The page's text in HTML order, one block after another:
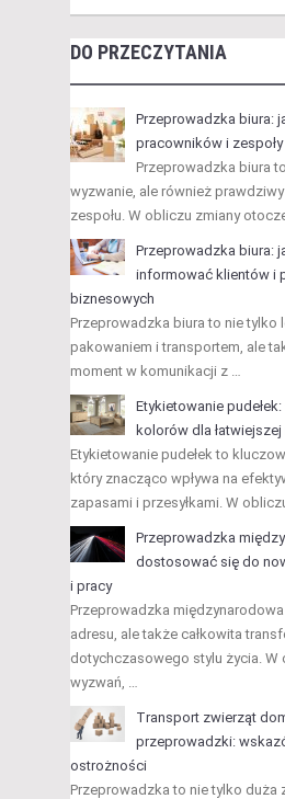
DO PRZECZYTANIA
Przeprowadzka biura:
pracowników i
Przeprowadzka biura
wyzwanie, ale również
zespołu. W obliczu zmiany
Przeprowadzka biura:
informować klientów i
biznesowych
Przeprowadzka biura to nie tylko
pakowaniem i transportem, ale
moment w komunikacji z …
Etykietowanie
kolorów dla
Etykietowanie pudełek to
który znacząco wpływa na
zapasami i przesyłkami. W
Przeprowadzka
dostosować się do
i pracy
Przeprowadzka
adresu, ale także całkowita
dotychczasowego stylu życia. W
wyzwań, …
Transport zwierząt
przeprowadzki:
ostrożności
Przeprowadzka to nie tylko duża